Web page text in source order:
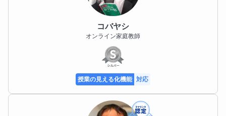
コバヤシ
オンライン家庭教師
授業の見える化機能 対応